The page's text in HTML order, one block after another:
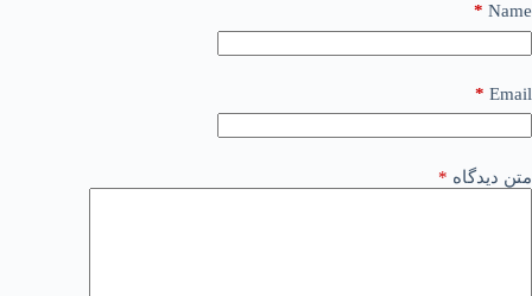
Name
*
Email
*
متن دیدگاه *